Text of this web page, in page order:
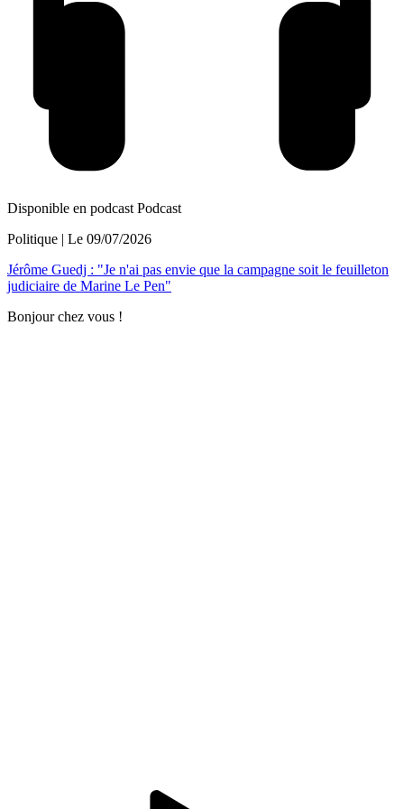
Disponible en podcast Podcast
Politique | Le 09/07/2026
Jérôme Guedj : "Je n'ai pas envie que la campagne soit le feuilleton
judiciaire de Marine Le Pen"
Bonjour chez vous !